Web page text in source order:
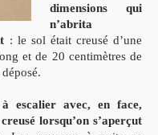
dimensions qui
n’abrita
: le sol était creusé d’une
et de 20 centimètres de
escalier avec, en face,
lorsqu’on s’aperçut